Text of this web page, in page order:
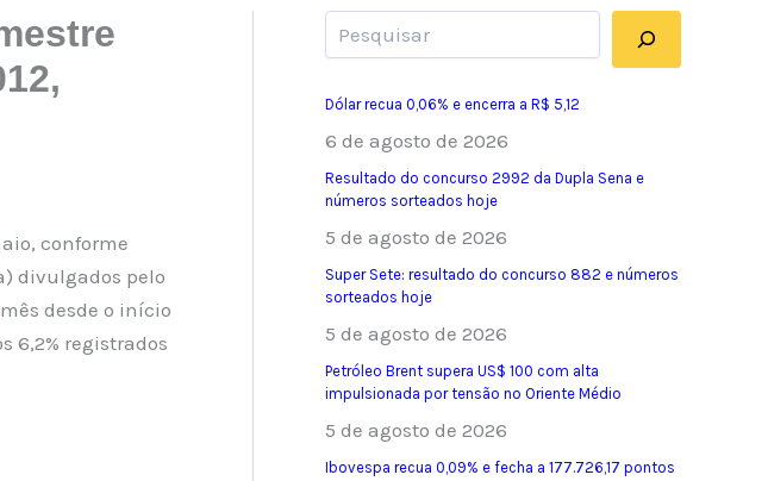
conforme
divulgados pelo
desde o início
6,2% registrados
Dólar recua 0,06% e encerra a R$ 5,12
6 de agosto de 2026
Resultado do concurso 2992 da Dupla Sena e
números sorteados hoje
5 de agosto de 2026
Super Sete: resultado do concurso 882 e números
sorteados hoje
5 de agosto de 2026
Petróleo Brent supera US$ 100 com alta
impulsionada por tensão no Oriente Médio
5 de agosto de 2026
Ibovespa recua 0,09% e fecha a 177.726,17 pontos